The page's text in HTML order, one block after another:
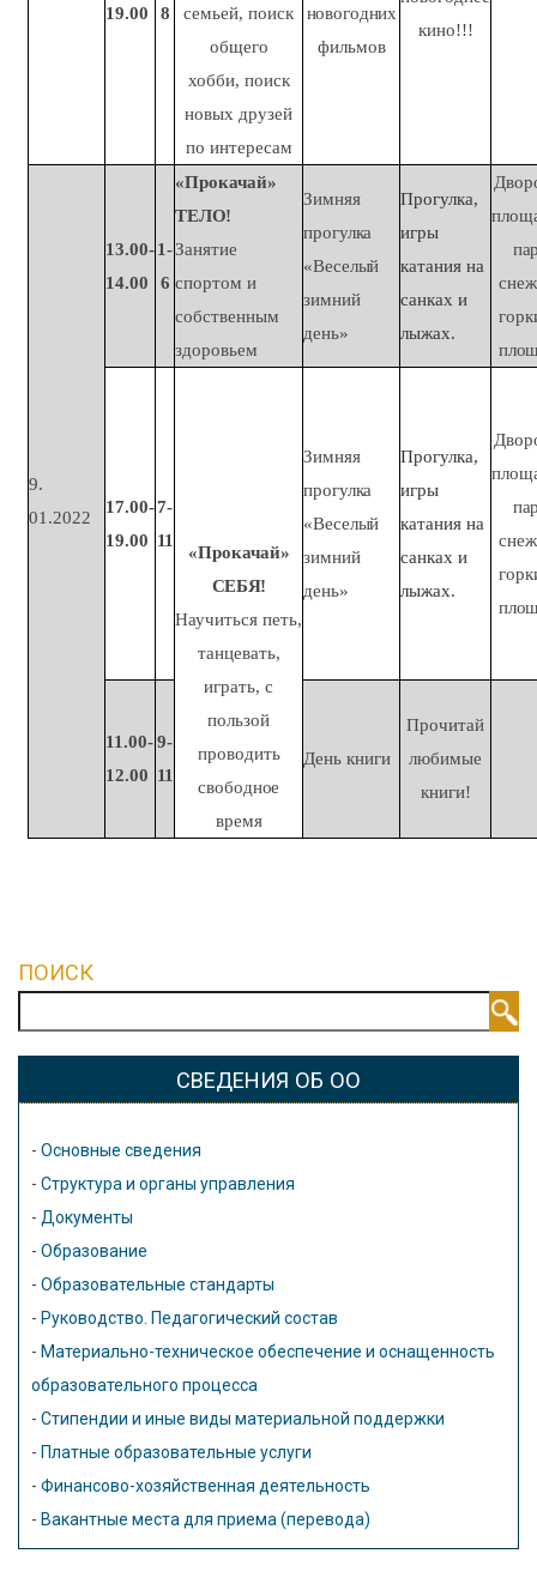
19.00 8
семьей, поиск
общего
хобби, поиск
новых друзей
по интересам
новогодних
фильмов
кино!!!
9.
01.2022
13.00-
14.00
1-
6
«Прокачай»
ТЕЛО!
Занятие
спортом и
собственным
здоровьем
Зимняя
прогулка
«Веселый
зимний
день»
Прогулка,
игры
катания на
санках и
лыжах.
17.00-
19.00
7-
11
«Прокачай»
СЕБЯ!
Научиться петь,
танцевать,
играть, с
пользой
проводить
свободное
время
Зимняя
прогулка
«Веселый
зимний
день»
Прогулка,
игры
катания на
санках и
лыжах.
11.00-
12.00
9-
11
Денькниги
Прочитай
любимые
книги!
ПОИСК
СВЕДЕНИЯ ОБ ОО
- Основные сведения
- Структура и органы управления
- Документы
- Образование
- Образовательные стандарты
- Руководство. Педагогический состав
- Материально-техническое обеспечение и оснащенность
образовательного процесса
- Стипендии и иные виды материальной поддержки
- Платные образовательные услуги
- Финансово-хозяйственная деятельность
- Вакантные места для приема (перевода)